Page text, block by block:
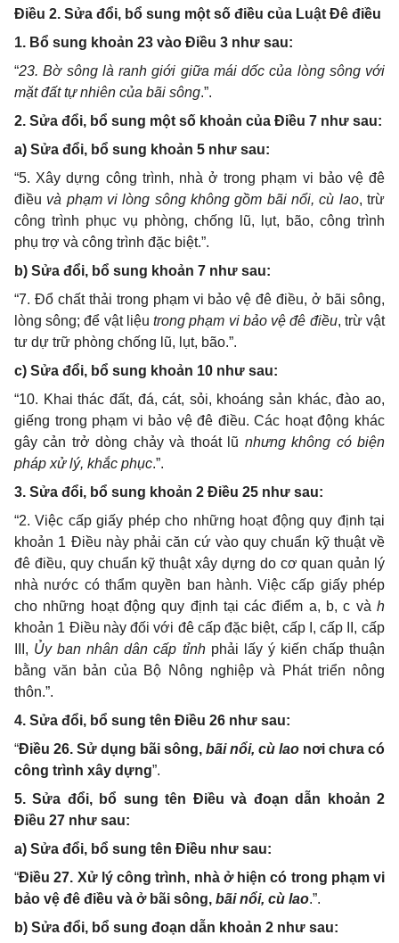
Điều 2. Sửa đổi, bổ sung một số điều của Luật Đê điều
1. Bổ sung khoản 23 vào Điều 3 như sau:
“23. Bờ sông là ranh giới giữa mái dốc của lòng sông với
mặt đất tự nhiên của bãi sông.”.
2. Sửa đổi, bổ sung một số khoản của Điều 7 như sau:
a) Sửa đổi, bổ sung khoản 5 như sau:
“5. Xây dựng công trình, nhà ở trong phạm vi bảo vệ đê
điều và phạm vi lòng sông không gồm bãi nổi, cù lao, trừ
công trình phục vụ phòng, chống lũ, lụt, bão, công trình
phụ trợ và công trình đặc biệt.”.
b) Sửa đổi, bổ sung khoản 7 như sau:
“7. Đổ chất thải trong phạm vi bảo vệ đê điều, ở bãi sông,
lòng sông; để vật liệutrong phạm vi bảo vệ đê điều, trừ vật
tư dự trữ phòng chống lũ, lụt, bão.”.
c) Sửa đổi, bổ sung khoản 10 như sau:
“10. Khai thác đất, đá, cát, sỏi, khoáng sản khác, đào ao,
giếng trong phạm vi bảo vệ đê điều. Các hoạt động khác
gây cản trở dòng chảy và thoát lũ nhưng không có biện
pháp xử lý, khắc phục.”.
3. Sửa đổi, bổ sung khoản 2 Điều 25 như sau:
“2. Việc cấp giấy phép cho những hoạt động quy định tại
khoản 1 Điều này phải căn cứ vào quy chuẩn kỹ thuật về
đê điều, quy chuẩn kỹ thuật xây dựng do cơ quan quản lý
nhà nước có thẩm quyền ban hành. Việc cấp giấy phép
cho những hoạt động quy định tại các điểm a, b, c và h
khoản 1 Điều này đối với đê cấp đặc biệt, cấp I, cấp II, cấp
III, Ủy ban nhân dân cấp tỉnhphải lấy ý kiến chấp thuận
bằng văn bản của Bộ Nông nghiệp và Phát triển nông
thôn.”.
4. Sửa đổi, bổ sung tên Điều 26 như sau:
“Điều 26. Sử dụng bãi sông, bãi nổi, cù lao nơi chưa có
công trình xây dựng”.
5. Sửa đổi, bổ sung tên Điều và đoạn dẫn khoản 2
Điều 27 như sau:
a) Sửa đổi, bổ sung tên Điều như sau:
“Điều 27. Xử lý công trình, nhà ở hiện có trong phạm vi
bảo vệ đê điều và ở bãi sông, bãi nổi, cù lao.”.
b) Sửa đổi, bổ sung đoạn dẫn khoản 2 như sau: